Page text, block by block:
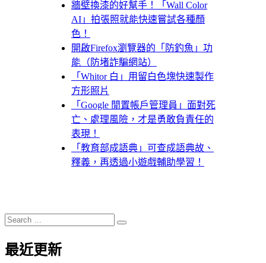
牆壁換漆的好幫手！「Wall Color
AI」拍張照就能快速嘗試各種顏
色！
開啟Firefox瀏覽器的「防釣魚」功
能（防堵詐騙網站）
「Whitor 白」用留白色塊快速製作
方形照片
「Google 閒置帳戶管理員」面對死
亡、處理風險，才是勇敢負責任的
表現！
「教育部成語典」可查成語典故、
釋義，再透過小遊戲輔助學習！
Search
for:
Search
最近更新